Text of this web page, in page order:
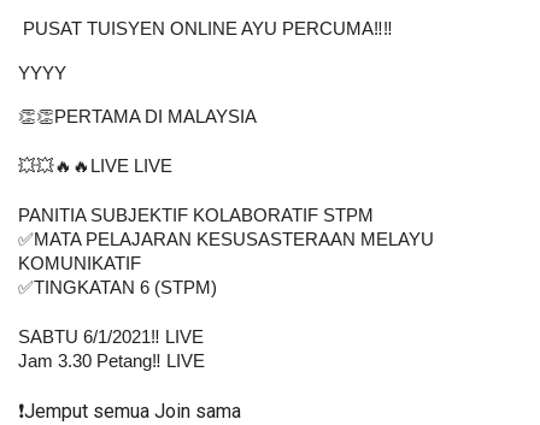
PUSAT TUISYEN ONLINE AYU PERCUMA‼️‼️
YYYY
👏👏PERTAMA DI MALAYSIA
💥💥🔥🔥LIVE LIVE
PANITIA SUBJEKTIF KOLABORATIF STPM
✅MATA PELAJARAN KESUSASTERAAN MELAYU
KOMUNIKATIF
✅TINGKATAN 6 (STPM)
SABTU 6/1/2021‼️ LIVE
Jam 3.30 Petang‼️ LIVE
❗️Jemput semua Join sama